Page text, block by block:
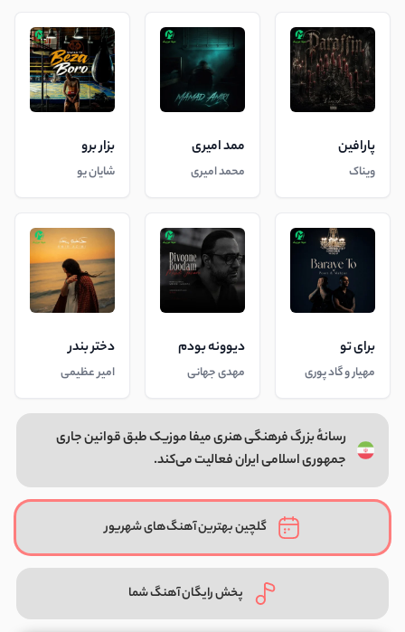
پارافین
ویناک
ممد امیری
محمد امیری
بزار برو
شایان یو
برای تو
مهیار و گاد پوری
دیوونه بودم
مهدی جهانی
دختر بندر
امیر عظیمی
رسانهٔ بزرگ فرهنگی هنری میفا موزیک طبق قوانین جاری
جمهوری اسلامی ایران فعالیت می‌کند.
گلچین بهترین آهنگ‌های شهریور
پخش رایگان آهنگ شما